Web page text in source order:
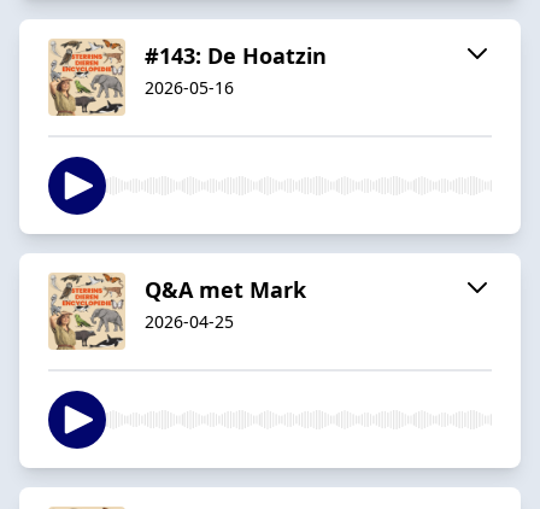
#143: De Hoatzin
2026-05-16
Q&A met Mark
2026-04-25